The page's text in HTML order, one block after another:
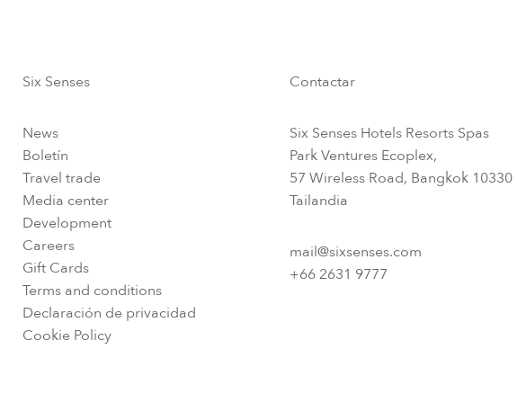
Six Senses
News
Boletín
Travel trade
Media center
Development
Careers
Gift Cards
Terms and conditions
Declaración de privacidad
Cookie Policy
Contactar
Six Senses Hotels Resorts Spas
Park Ventures Ecoplex,
57 Wireless Road, Bangkok 10330
Tailandia
mail@sixsenses.com
+66 2631 9777